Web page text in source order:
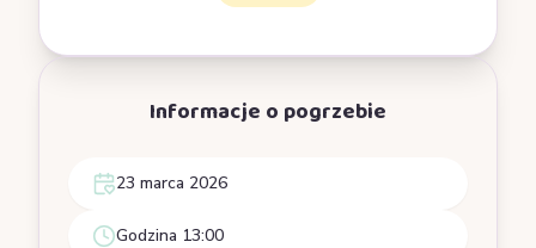
Informacje o pogrzebie
23 marca 2026
Godzina 13:00